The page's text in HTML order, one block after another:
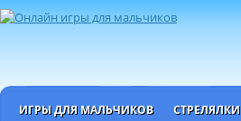
ИГРЫ ДЛЯ МАЛЬЧИКОВ СТРЕЛЯЛКИ